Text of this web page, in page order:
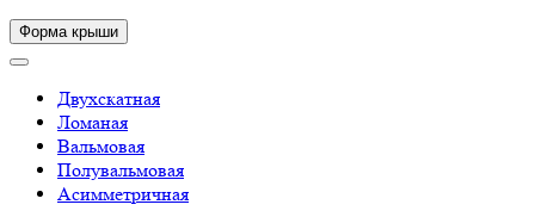
Форма крыши
Двухскатная
Ломаная
Вальмовая
Полувальмовая
Асимметричная